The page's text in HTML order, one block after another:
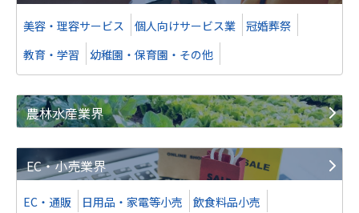
美容・理容サービス 個人向けサービス業
冠婚葬祭
教育・学習
幼稚園・保育園・その他
農林水産業界
EC・小売業界
EC・通販 日用品・家電等小売 飲食料品小売